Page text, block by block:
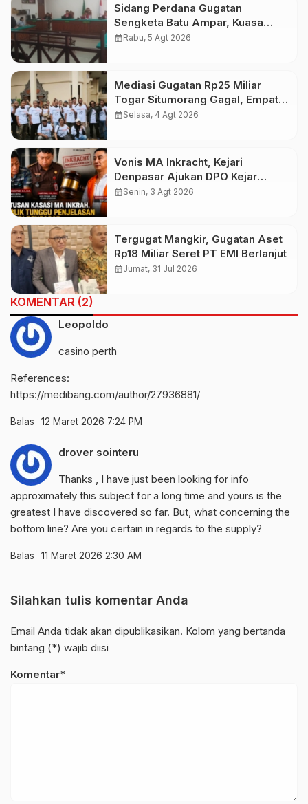
Sidang Perdana Gugatan
Sengketa Batu Ampar, Kuasa
Hukum Sebut Tak Ikut Tergugat di
calendar_monthRabu, 5 Agt 2026
Mediasi Gugatan Rp25 Miliar
Togar Situmorang Gagal, Empat
Media Pilih Lawan di Pengadilan
calendar_monthSelasa, 4 Agt 2026
Vonis MA Inkracht, Kejari
Denpasar Ajukan DPO Kejar
Budiman Tiang
calendar_monthSenin, 3 Agt 2026
Tergugat Mangkir, Gugatan Aset
Rp18 Miliar Seret PT EMI Berlanjut
calendar_monthJumat, 31 Jul 2026
KOMENTAR (2)
Leopoldo
casino perth
References:
https://medibang.com/author/27936881/
Balas 12 Maret 2026 7:24 PM
drover sointeru
Thanks , I have just been looking for info
approximately this subject for a long time and yours is the
greatest I have discovered so far. But, what concerning the
bottom line? Are you certain in regards to the supply?
Balas 11 Maret 2026 2:30 AM
Silahkan tulis komentar Anda
Email Anda tidak akan dipublikasikan. Kolom yang bertanda
bintang (*) wajib diisi
Komentar*